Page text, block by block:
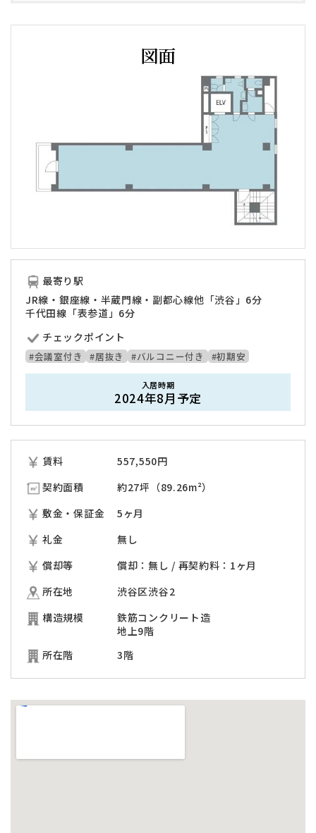
図面
最寄り駅
JR線・銀座線・半蔵門線・副都心線他「渋谷」6分
千代田線「表参道」6分
チェックポイント
#会議室付き #居抜き #バルコニー付き #初期安
入居時期
2024年8月予定
賃料 557,550円
契約面積
約27坪（89.26m²）
敷金・保証金
5ヶ月
礼金
無し
償却等
償却：無し / 再契約料：1ヶ月
所在地
渋谷区渋谷2
構造規模
鉄筋コンクリート造
地上9階
所在階
3階